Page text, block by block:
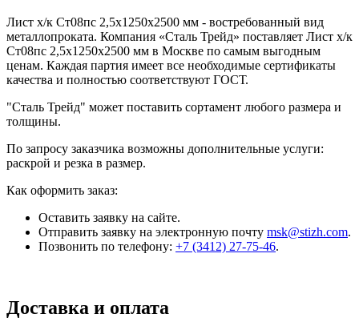
Лист х/к Ст08пс 2,5x1250x2500 мм - востребованный вид
металлопроката. Компания «Сталь Трейд» поставляет Лист х/к
Ст08пс 2,5x1250x2500 мм в Москве по самым выгодным
ценам. Каждая партия имеет все необходимые сертификаты
качества и полностью соответствуют ГОСТ.
"Сталь Трейд" может поставить сортамент любого размера и
толщины.
По запросу заказчика возможны дополнительные услуги:
раскрой и резка в размер.
Как оформить заказ:
Оставить заявку на сайте.
Отправить заявку на электронную почту msk@stizh.com.
Позвонить по телефону: +7 (3412) 27-75-46.
Доставка и оплата